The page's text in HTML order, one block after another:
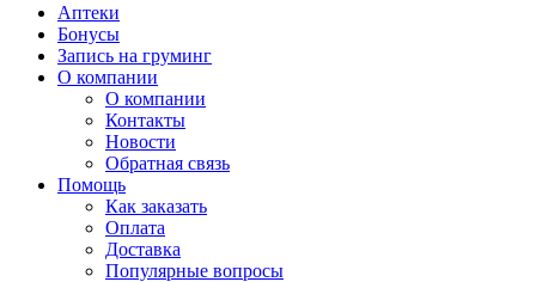
Аптеки
Бонусы
Запись на груминг
О компании
О компании
Контакты
Новости
Обратная связь
Помощь
Как заказать
Оплата
Доставка
Популярные вопросы